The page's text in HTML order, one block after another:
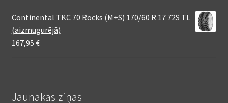
Continental TKC 70 Rocks (M+S) 170/60 R 17 72S TL
(aizmugurējā)
167,95 €
Jaunākās ziņas